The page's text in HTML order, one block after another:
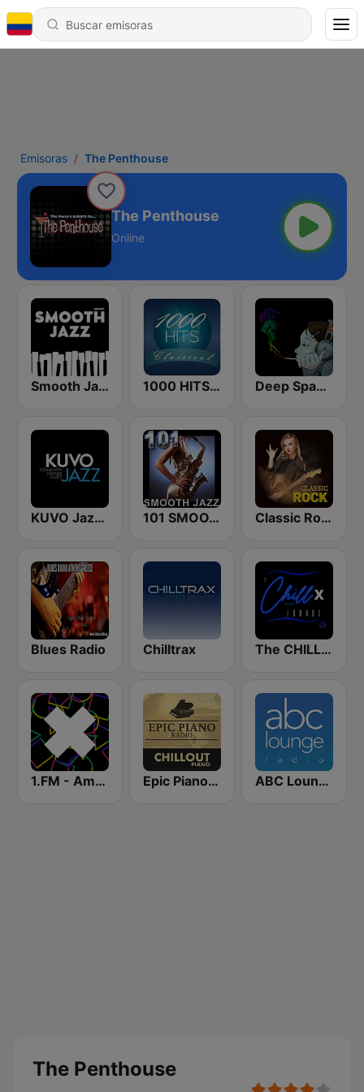
Emisoras The Penthouse
The Penthouse
Online
Smooth Jazz - Groov 1000 HITS Classical Music Deep Space Chill
KUVO Jazz 89.3 FM 101 SMOOTH JAZZ Classic Rock Station
Blues Radio Chilltrax The CHILLx Lounge
1.FM - Amsterdam Trance Epic Piano - CHILLOUT PIANO ABC Lounge Jazz
The Penthouse